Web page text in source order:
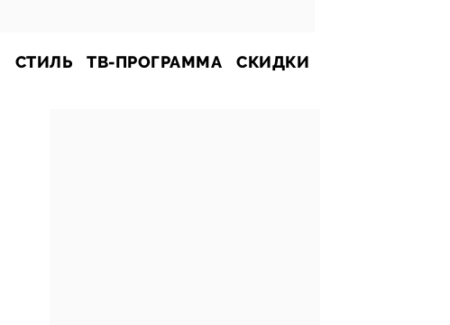
СТИЛЬ ТВ-ПРОГРАММА СКИДКИ